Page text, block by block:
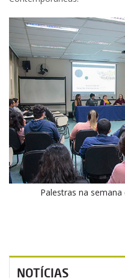
Palestras na
NOTÍCIAS